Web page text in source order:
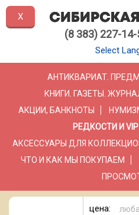
(8 383) 227-
Select
АНТИКВАРИАТ.
КНИГИ. ГАЗЕТЫ.
АКЦИИ, БАНКНОТЫ
РЕДКОСТИ И
АКСЕССУАРЫ ДЛЯ
ЧТО И КАК МЫ ПОКУПАЕМ
цена:
X